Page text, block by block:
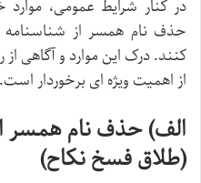
در کنار شرایط عمومی، موارد
حذف نام همسر از شناسنامه
کنند. درک این موارد و آگاهی
از اهمیت ویژه ای برخوردار است.
الف) حذف نام همسر
(طلاق فسخ نکاح)